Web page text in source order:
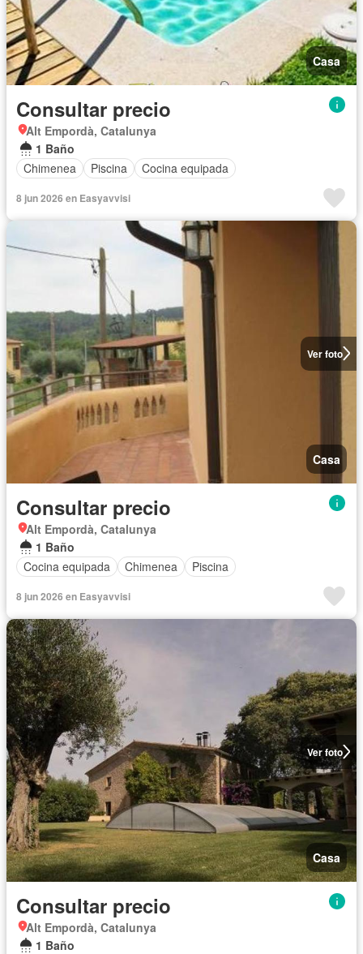
Casa
Consultar precio
Alt Empordà, Catalunya
1 Baño
Chimenea
Piscina Cocina equipada
8 jun 2026 en Easyavvisi
Ver foto
Casa
Consultar precio
Alt Empordà, Catalunya
1 Baño
Cocina equipada
Chimenea Piscina
8 jun 2026 en Easyavvisi
Ver foto
Casa
Consultar precio
Alt Empordà, Catalunya
1 Baño